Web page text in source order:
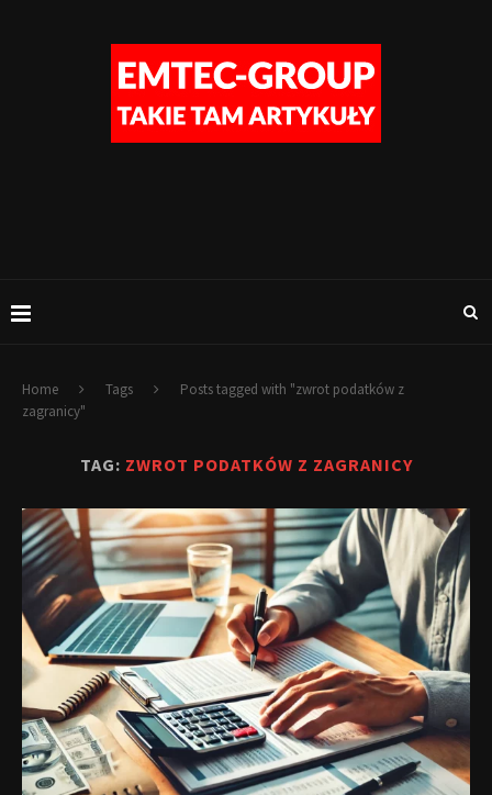
Home Tags
Posts tagged with "zwrot podatków z
zagranicy"
TAG: ZWROT PODATKÓW Z ZAGRANICY